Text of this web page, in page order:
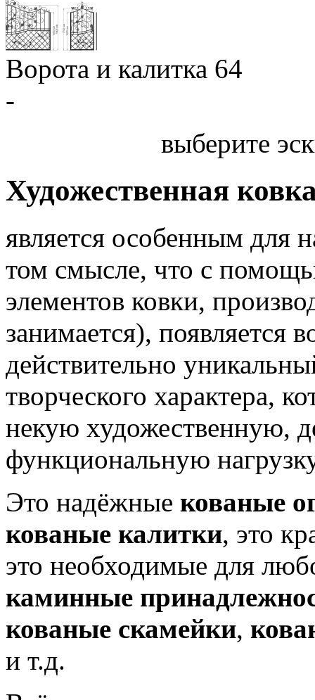
Ворота и калитка 64
-
выберите
Художественная
является особенным для
том смысле, что с
элементов ковки,
занимается), появляется
действительно
творческого характера,
некую художественную,
функциональную
Это надёжные кованые
кованые калитки, это
это необходимые для
каминные
кованые скамейки,
и т.д.